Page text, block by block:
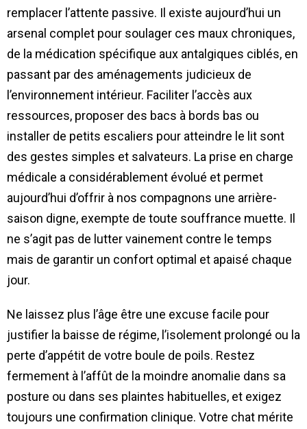
remplacer l’attente passive. Il existe aujourd’hui un
arsenal complet pour soulager ces maux chroniques,
de la médication spécifique aux antalgiques ciblés, en
passant par des aménagements judicieux de
l’environnement intérieur. Faciliter l’accès aux
ressources, proposer des bacs à bords bas ou
installer de petits escaliers pour atteindre le lit sont
des gestes simples et salvateurs. La prise en charge
médicale a considérablement évolué et permet
aujourd’hui d’offrir à nos compagnons une arrière-
saison digne, exempte de toute souffrance muette. Il
ne s’agit pas de lutter vainement contre le temps
mais de garantir un confort optimal et apaisé chaque
jour.
Ne laissez plus l’âge être une excuse facile pour
justifier la baisse de régime, l’isolement prolongé ou la
perte d’appétit de votre boule de poils. Restez
fermement à l’affût de la moindre anomalie dans sa
posture ou dans ses plaintes habituelles, et exigez
toujours une confirmation clinique. Votre chat mérite